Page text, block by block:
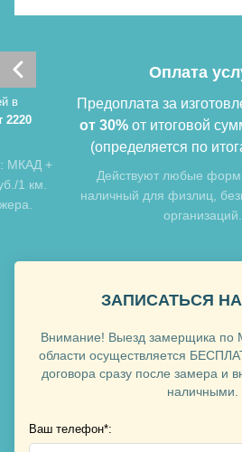
Хочу такую
Хочу такую
в
2220
МКАД +
1 км.
Оплата
Предоплата за
от 30% от итоговой
(определяется по
Действуют любые
наличный для физлиц,
организаций.
ЗАПИСАТЬСЯ
Внимание! Выезд замерщика по
области осуществляется
договора сразу после замера и
наличными.
Ваш телефон*: